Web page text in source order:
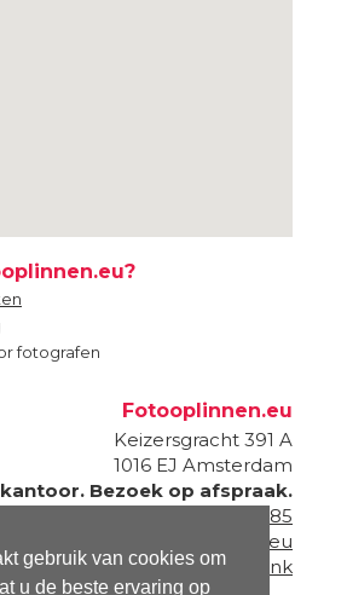
gebruik van cookies om
u de beste ervaring op
fotografen
Fotooplinnen.eu
Keizersgracht 391 A
1016 EJ Amsterdam
Bezoek op afspraak.
020 - 820 87 85
info@fotooplinnen.eu
Onderdeel vanFotogeschenk